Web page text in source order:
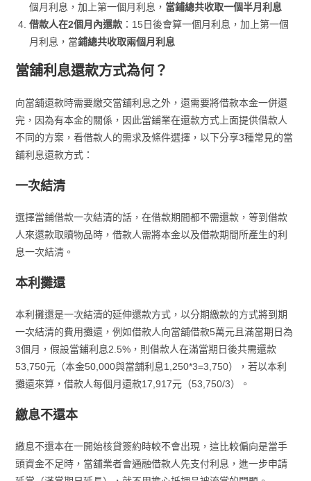
個月利息，加上第一個月利息， 當鋪總共收取一個半月利息
借款人在2個月內還款 ：15日後會算一個月利息，加上第一個
月利息，當鋪總共收取兩個月利息
當舖利息還款方式為何？
向當舖還款時需要繳交當舖利息之外，還需要將借款本金一併還
完，因為有本金的關係，因此當鋪業在還款方式上面提供借款人
不同的方案，看借款人的需求及條件選擇，以下分享3種常見的當
舖利息還款方式：
一次結清
選擇當鋪借款一次結清的話，在借款期間都不需還款，等到借款
人來還款取贖物品時，借款人需將本金以及借款期間所產生的利
息一次結清。
本利攤還
本利攤還是一次結清的延伸還款方式，以分期繳款的方式將到期
一次結清的費用攤還，例如借款人向當舖借款5萬元且滿當期日為
3個月，假設當鋪利息2.5%，則借款人在滿當期日後共需還款
53,750元（本金50,000與當舖利息1,250*3=3,750），若以本利
攤還來算，借款人每個月還款17,917元（53,750/3）。
繳息不還本
繳息不還本在一開始核貸簽約時較不會出現，這比較偏向是當手
頭資金不足時，當舖業者會通融借款人先支付利息，進一步申請